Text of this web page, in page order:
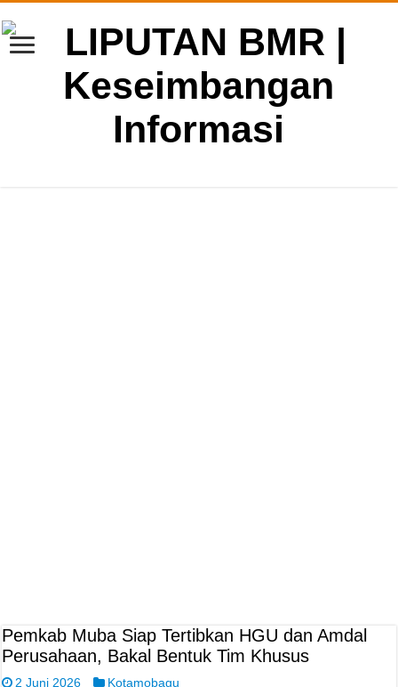
Pemkab Muba Siap Tertibkan HGU dan Amdal
Perusahaan, Bakal Bentuk Tim Khusus
2 Juni 2026 Kotamobagu